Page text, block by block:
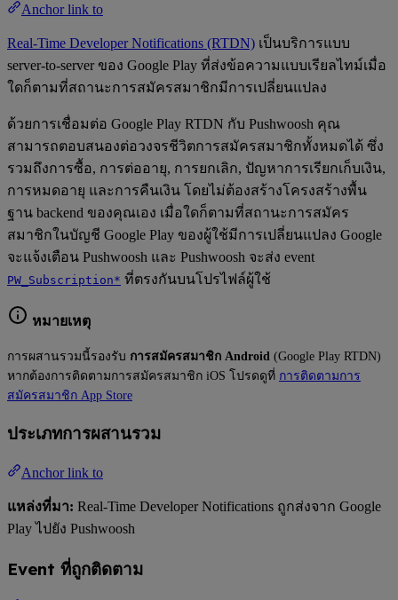
Anchor link to
Real-Time Developer Notifications (RTDN) เป็นบริการแบบ
server-to-server ของ Google Play ที่ส่งข้อความแบบเรียลไทม์เมื่อ
ใดก็ตามที่สถานะการสมัครสมาชิกมีการเปลี่ยนแปลง
ด้วยการเชื่อมต่อ Google Play RTDN กับ Pushwoosh คุณ
สามารถตอบสนองต่อวงจรชีวิตการสมัครสมาชิกทั้งหมดได้ ซึ่ง
รวมถึงการซื้อ, การต่ออายุ, การยกเลิก, ปัญหาการเรียกเก็บเงิน,
การหมดอายุ และการคืนเงิน โดยไม่ต้องสร้างโครงสร้างพื้น
ฐาน backend ของคุณเอง เมื่อใดก็ตามที่สถานะการสมัคร
สมาชิกในบัญชี Google Play ของผู้ใช้มีการเปลี่ยนแปลง Google
จะแจ้งเตือน Pushwoosh และ Pushwoosh จะส่ง event
PW_Subscription* ที่ตรงกันบนโปรไฟล์ผู้ใช้
หมายเหตุ
การผสานรวมนี้รองรับ การสมัครสมาชิก Android (Google Play RTDN)
หากต้องการติดตามการสมัครสมาชิก iOS โปรดดูที่ การติดตามการ
สมัครสมาชิก App Store
ประเภทการผสานรวม
Anchor link to
แหล่งที่มา: Real-Time Developer Notifications ถูกส่งจาก Google
Play ไปยัง Pushwoosh
Event ที่ถูกติดตาม